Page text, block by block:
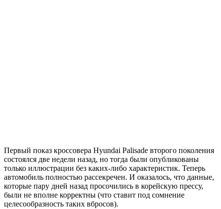
Первый показ кроссовера Hyundai Palisade второго поколения
состоялся две недели назад, но тогда были опубликованы
только иллюстрации без каких-либо характеристик. Теперь
автомобиль полностью рассекречен. И оказалось, что данные,
которые пару дней назад просочились в корейскую прессу,
были не вполне корректны (что ставит под сомнение
целесообразность таких вбросов).